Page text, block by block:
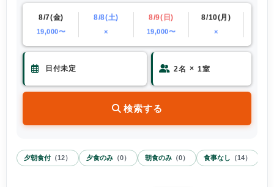
8/7(金)
19,000〜
8/8(土)
×
8/9(日)
19,000〜
8/10(月)
×
2名 × 1室
検索する
夕朝食付 （12） 夕食のみ （0） 朝食のみ （0） 食事なし （14）